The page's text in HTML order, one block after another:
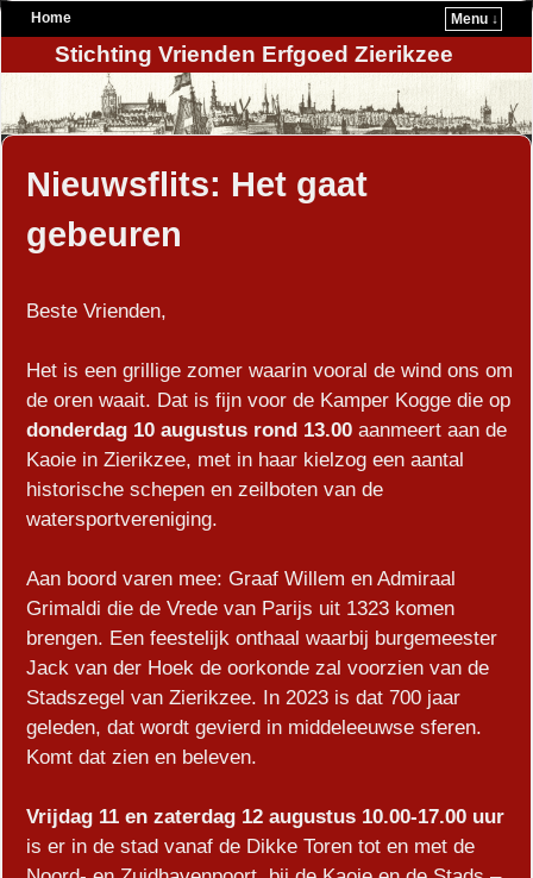
Home Menu ↓
Stichting Vrienden Erfgoed Zierikzee
Nieuwsflits: Het gaat
gebeuren
Beste Vrienden,
Het is een grillige zomer waarin vooral de wind ons om
de oren waait. Dat is fijn voor de Kamper Kogge die op
donderdag 10 augustus rond 13.00 aanmeert aan de
Kaoie in Zierikzee, met in haar kielzog een aantal
historische schepen en zeilboten van de
watersportvereniging.
Aan boord varen mee: Graaf Willem en Admiraal
Grimaldi die de Vrede van Parijs uit 1323 komen
brengen. Een feestelijk onthaal waarbij burgemeester
Jack van der Hoek de oorkonde zal voorzien van de
Stadszegel van Zierikzee. In 2023 is dat 700 jaar
geleden, dat wordt gevierd in middeleeuwse sferen.
Komt dat zien en beleven.
Vrijdag 11 en zaterdag 12 augustus 10.00-17.00 uur
is er in de stad vanaf de Dikke Toren tot en met de